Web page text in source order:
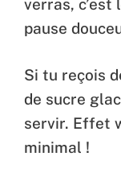
verras, c’est
pause
Si tu reçois
de sucre
servir. Effet
minimal !